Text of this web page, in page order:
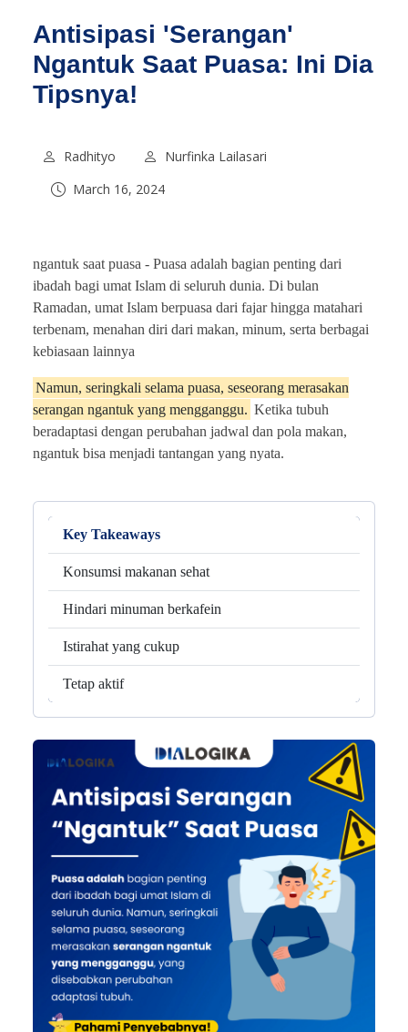
Antisipasi 'Serangan'
Ngantuk Saat Puasa: Ini Dia
Tipsnya!
Radhityo
Nurfinka Lailasari
March 16, 2024
ngantuk saat puasa - Puasa adalah bagian penting dari
ibadah bagi umat Islam di seluruh dunia. Di bulan
Ramadan, umat Islam berpuasa dari fajar hingga matahari
terbenam, menahan diri dari makan, minum, serta berbagai
kebiasaan lainnya
Namun, seringkali selama puasa, seseorang merasakan
serangan ngantuk yang mengganggu. Ketika tubuh
beradaptasi dengan perubahan jadwal dan pola makan,
ngantuk bisa menjadi tantangan yang nyata.
Key Takeaways
Konsumsi makanan sehat
Hindari minuman berkafein
Istirahat yang cukup
Tetap aktif